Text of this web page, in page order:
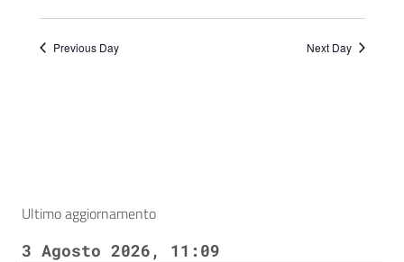
Previous Day Next Day
Ultimo aggiornamento
3 Agosto 2026, 11:09